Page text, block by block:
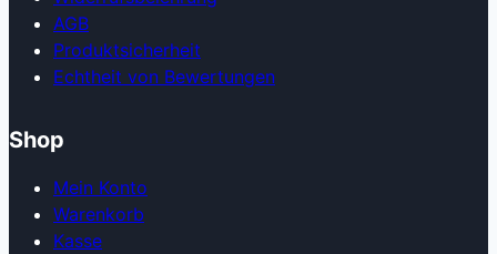
AGB
Produkt­sicherheit
Echtheit von Bewertungen
Shop
Mein Konto
Warenkorb
Kasse